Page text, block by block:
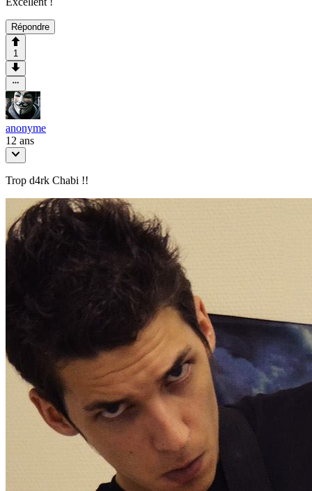
Répondre
1
anonyme
12 ans
Trop d4rk Chabi !!